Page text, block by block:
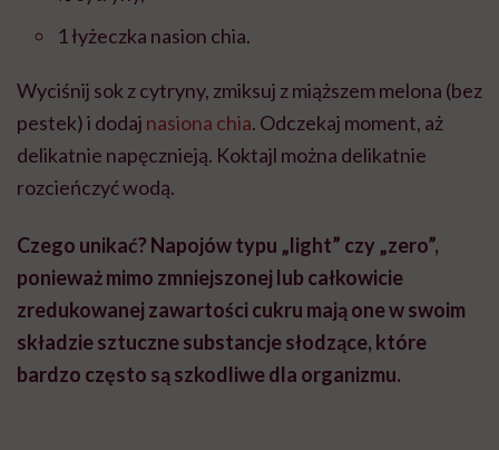
1 łyżeczka nasion chia.
Wyciśnij sok z cytryny, zmiksuj z miąższem melona (bez
pestek) i dodaj nasiona chia. Odczekaj moment, aż
delikatnie napęcznieją. Koktajl można delikatnie
rozcieńczyć wodą.
Czego unikać? Napojów typu „light” czy „zero”,
ponieważ mimo zmniejszonej lub całkowicie
zredukowanej zawartości cukru mają one w swoim
składzie sztuczne substancje słodzące, które
bardzo często są szkodliwe dla organizmu.